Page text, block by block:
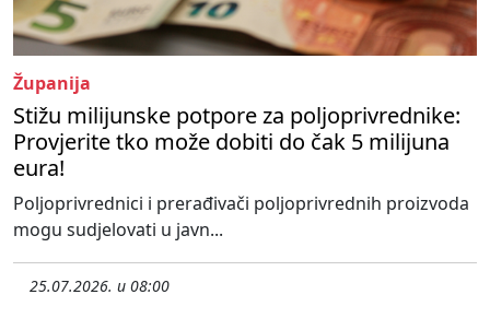
Županija
Stižu milijunske potpore za poljoprivrednike:
Provjerite tko može dobiti do čak 5 milijuna
eura!
Poljoprivrednici i prerađivači poljoprivrednih proizvoda
mogu sudjelovati u javn...
25.07.2026. u 08:00